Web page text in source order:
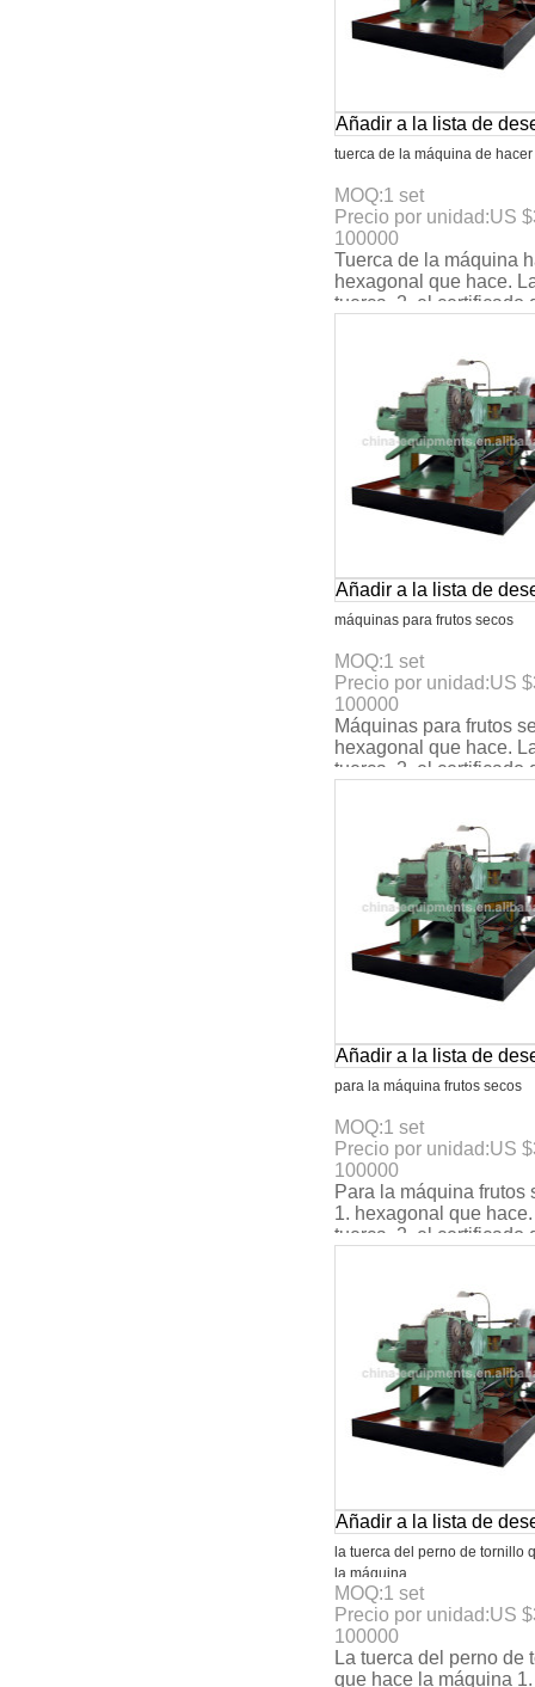
Añadir a la lista de
tuerca de la máquina de hacer
MOQ:1 set
Precio por unidad:US $
100000
Tuerca de la máquina
hexagonal que hace.
tuerca. 2. el certificado
Añadir a la lista de
máquinas para frutos secos
MOQ:1 set
Precio por unidad:US $
100000
Máquinas para frutos
hexagonal que hace.
tuerca. 2. el certificado
Añadir a la lista de
para la máquina frutos secos
MOQ:1 set
Precio por unidad:US $
100000
Para la máquina frutos
1. hexagonal que
tuerca. 2. el certificado
Añadir a la lista de
la tuerca del perno de tornillo
la máquina
MOQ:1 set
Precio por unidad:US $
100000
La tuerca del perno de
que hace la máquina 1.